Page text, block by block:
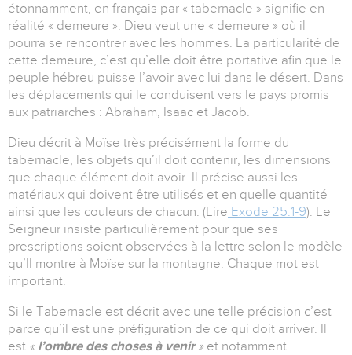
étonnamment, en français par « tabernacle » signifie en
réalité « demeure ». Dieu veut une « demeure » où il
pourra se rencontrer avec les hommes. La particularité de
cette demeure, c’est qu’elle doit être portative afin que le
peuple hébreu puisse l’avoir avec lui dans le désert. Dans
les déplacements qui le conduisent vers le pays promis
aux patriarches : Abraham, Isaac et Jacob.
Dieu décrit à Moïse très précisément la forme du
tabernacle, les objets qu’il doit contenir, les dimensions
que chaque élément doit avoir. Il précise aussi les
matériaux qui doivent être utilisés et en quelle quantité
ainsi que les couleurs de chacun. (Lire Exode 25.1-9). Le
Seigneur insiste particulièrement pour que ses
prescriptions soient observées à la lettre selon le modèle
qu’Il montre à Moïse sur la montagne. Chaque mot est
important.
Si le Tabernacle est décrit avec une telle précision c’est
parce qu’il est une préfiguration de ce qui doit arriver. Il
est « l’ombre des choses à venir» et notamment